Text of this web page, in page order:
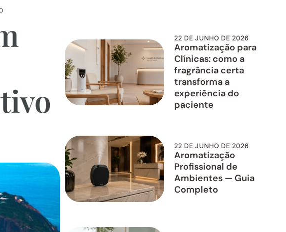
22 DE JUNHO DE 2026
Aromatização para
Clínicas: como a
fragrância certa
transforma a
experiência do
paciente
22 DE JUNHO DE 2026
Aromatização
Profissional de
Ambientes — Guia
Completo